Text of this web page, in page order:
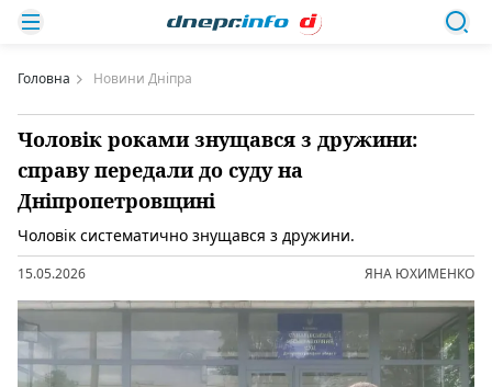
Головна Новини Дніпра
Чоловік роками знущався з дружини:
справу передали до суду на
Дніпропетровщині
Чоловік систематично знущався з дружини.
15.05.2026 ЯНА ЮХИМЕНКО